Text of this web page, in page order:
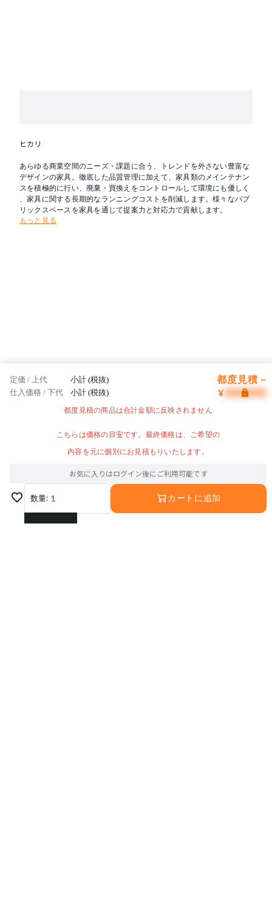
ヒカリ
あらゆる商業空間のニーズ・課題に合う、トレンドを外さない豊富な
デザインの家具。徹底した品質管理に加えて、家具類のメインテナン
スを積極的に行い、廃棄・買換えをコントロールして環境にも優しく
、家具に関する長期的なランニングコストを削減します。様々なパブ
リックスペースを家具を通じて提案力と対応力で貢献します。
もっと見る
定価 / 上代 小計 (税抜) 都度見積 ~
仕入価格 / 下代 小計 (税抜) ¥
都度見積の商品は合計金額に反映されません
こちらは価格の目安です。最終価格は、ご希望の
内容を元に個別にお見積もりいたします。
お気に入りはログイン後にご利用可能です
数量: 1
1
カートに追加